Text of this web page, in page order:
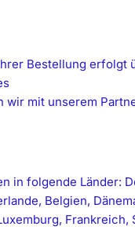
Bestellung erfolgt
wir mit unserem
in folgende Länder:
Belgien,
Frankreich,